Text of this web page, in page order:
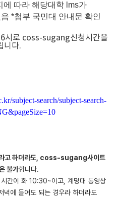
에 따라 해당대학 lms가
*첨부 국민대 안내문 확인
시로 coss-sugang신청시간을
니다.
subject-search/subject-search-
라고 하더라도, coss-sugang사이트
불가합니다.
간이 화 10:30~이고, 계명대 동영상
에 들어도 되는 경우라 하더라도